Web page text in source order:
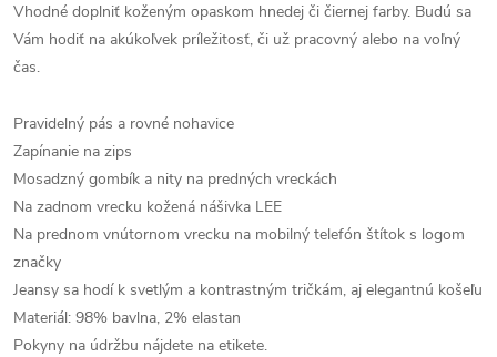
Vhodné doplniť koženým opaskom hnedej či čiernej farby. Budú sa
Vám hodiť na akúkoľvek príležitosť, či už pracovný alebo na voľný
čas.
Pravidelný pás a rovné nohavice
Zapínanie na zips
Mosadzný gombík a nity na predných vreckách
Na zadnom vrecku kožená nášivka LEE
Na prednom vnútornom vrecku na mobilný telefón štítok s logom
značky
Jeansy sa hodí k svetlým a kontrastným tričkám, aj elegantnú košeľu
Materiál: 98% bavlna, 2% elastan
Pokyny na údržbu nájdete na etikete.